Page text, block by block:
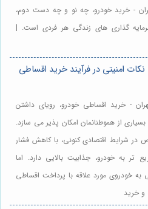
- خرید خودرو، چه نو و چه دست دوم،
گذاری های زندگی هر فردی است. |
امنیتی در فرآیند خرید اقساطی
- خرید اقساطی خودرو، رویای داشتن
از هموطنانمان امکان پذیر می سازد.
شرایط اقتصادی کنونی، با کاهش فشار
تر به خودرو، جذابیت بالایی دارد. اما
خودروی مورد علاقه با پرداخت اقساطی
خرید